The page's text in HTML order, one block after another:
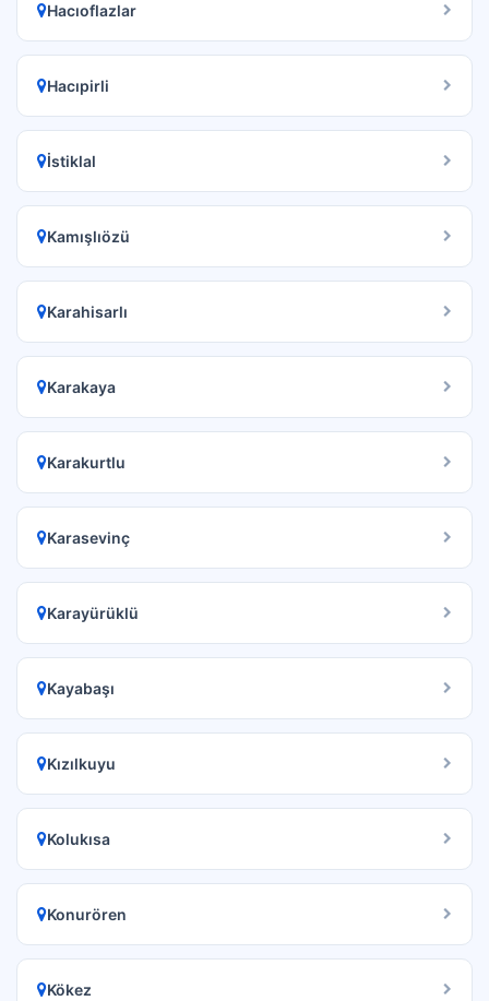
Hacıoflazlar
Hacıpirli
İstiklal
Kamışlıözü
Karahisarlı
Karakaya
Karakurtlu
Karasevinç
Karayürüklü
Kayabaşı
Kızılkuyu
Kolukısa
Konurören
Kökez